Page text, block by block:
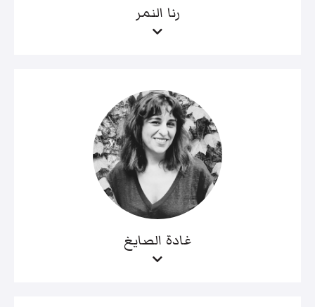
رنا النمر
غادة الصايغ